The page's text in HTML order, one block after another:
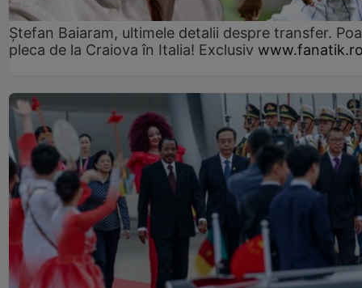
Ștefan Baiaram, ultimele detalii despre transfer.
pleca de la Craiova în Italia! Exclusiv